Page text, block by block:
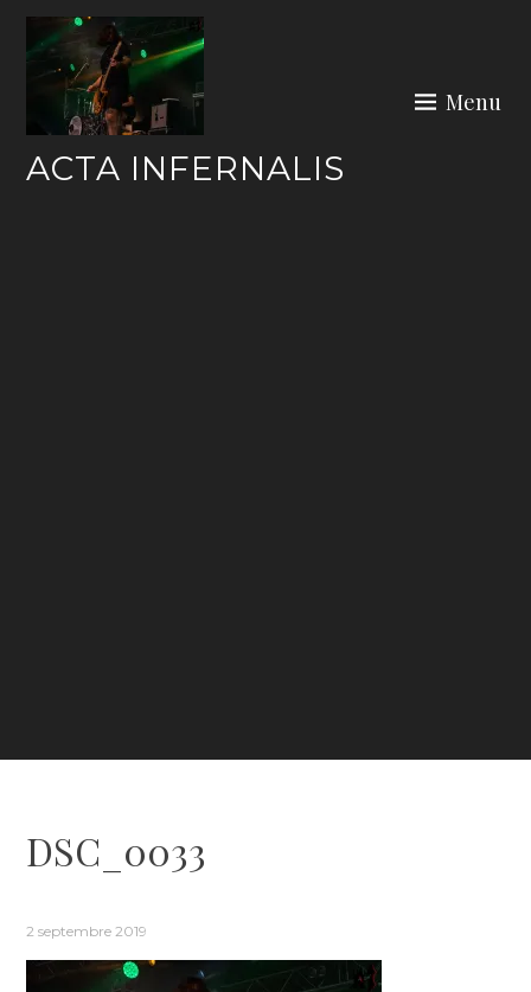
Skip
content
ACTA INFERNALIS
Menu
DSC_0033
2 septembre 2019